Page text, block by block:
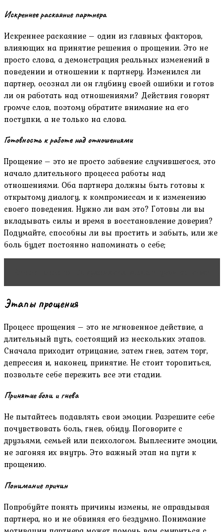
Искреннее раскаяние партнера
Искреннее раскаяние – один из главных факторов,
влияющих на принятие решения о прощении. Это не
просто слова, а демонстрация реальных изменений в
поведении и отношении к партнеру. Изменился ли
партнер, осознал ли он глубину своей ошибки и готов
ли он работать над отношениями? Действия говорят
громче слов, поэтому обратите внимание на его
поступки, а не только на слова.
Готовность к работе над отношениями
Прощение – это не просто забвение случившегося, это
начало длительного процесса работы над
отношениями. Оба партнера должны быть готовы к
открытому диалогу, к компромиссам и к изменению
своего поведения. Нужно ли вам это? Готовы ли вы
вкладывать силы и время в восстановление доверия?
Подумайте, способны ли вы простить и забыть, или же
боль будет постоянно напоминать о себе;
Этапы прощения
Процесс прощения – это не мгновенное действие, а
длительный путь, состоящий из нескольких этапов.
Сначала приходит отрицание, затем гнев, затем торг,
депрессия и, наконец, принятие. Не стоит торопиться,
позвольте себе пережить все эти стадии.
Принятие боли и гнева
Не пытайтесь подавлять свои эмоции. Разрешите себе
почувствовать боль, гнев, обиду. Поговорите с
друзьями, семьей или психологом. Выплесните эмоции,
не загоняя их внутрь. Это важный этап на пути к
прощению.
Понимание причин
Попробуйте понять причины измены, не оправдывая
партнера, но и не обвиняя его бездумно. Понимание